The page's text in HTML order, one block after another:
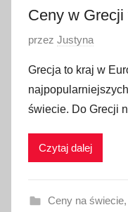
0
3
Ceny w
O
u
b
l
i
a
przez Justyna
Grecja to kraj w
świecie. Do Grecji
Czytaj dalej
Ceny na świecie,